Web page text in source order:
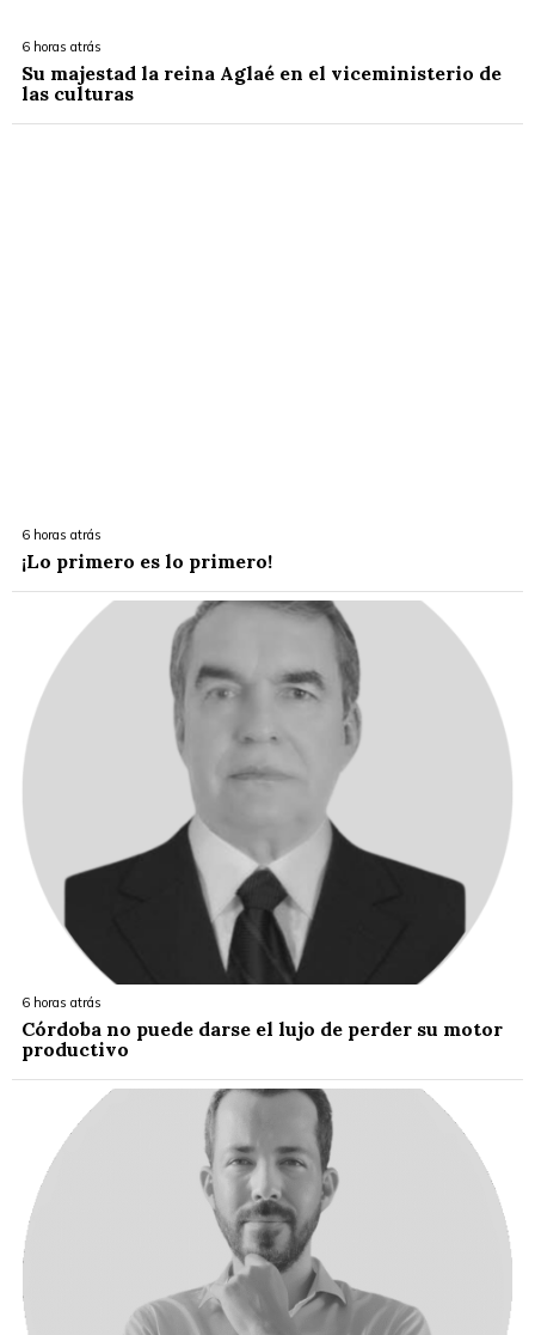
6 horas atrás
Su majestad la reina Aglaé en el viceministerio de
las culturas
6 horas atrás
¡Lo primero es lo primero!
6 horas atrás
Córdoba no puede darse el lujo de perder su motor
productivo